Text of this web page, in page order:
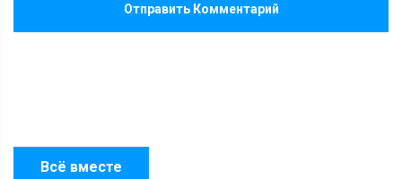
Всё вместе
Отправить Комментарий